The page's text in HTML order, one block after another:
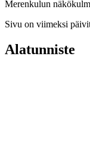
Merenkulun
Sivu on viimeksi
Alatunniste